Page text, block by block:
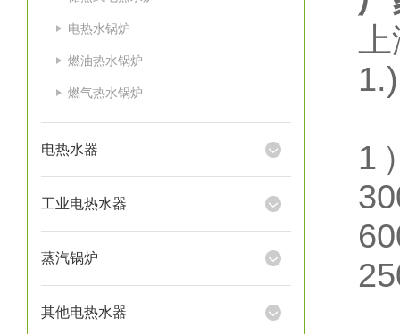
电热水锅炉
燃油热水锅炉
燃气热水锅炉
电热水器
工业电热水器
蒸汽锅炉
其他电热水器
1